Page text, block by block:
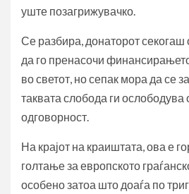
уште позагрижувачко.
Се разбира, донаторот секогаш
да го пренасочи
во светот, но сепак мора да се
таквата слобода ги ослободува
одговорност.
На крајот на краиштата, ова е
голтање за европското
особено затоа што доаѓа по